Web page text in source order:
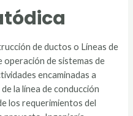
de ductos o Líneas de
de sistemas de
encaminadas a
la línea de conducción
los requerimientos del